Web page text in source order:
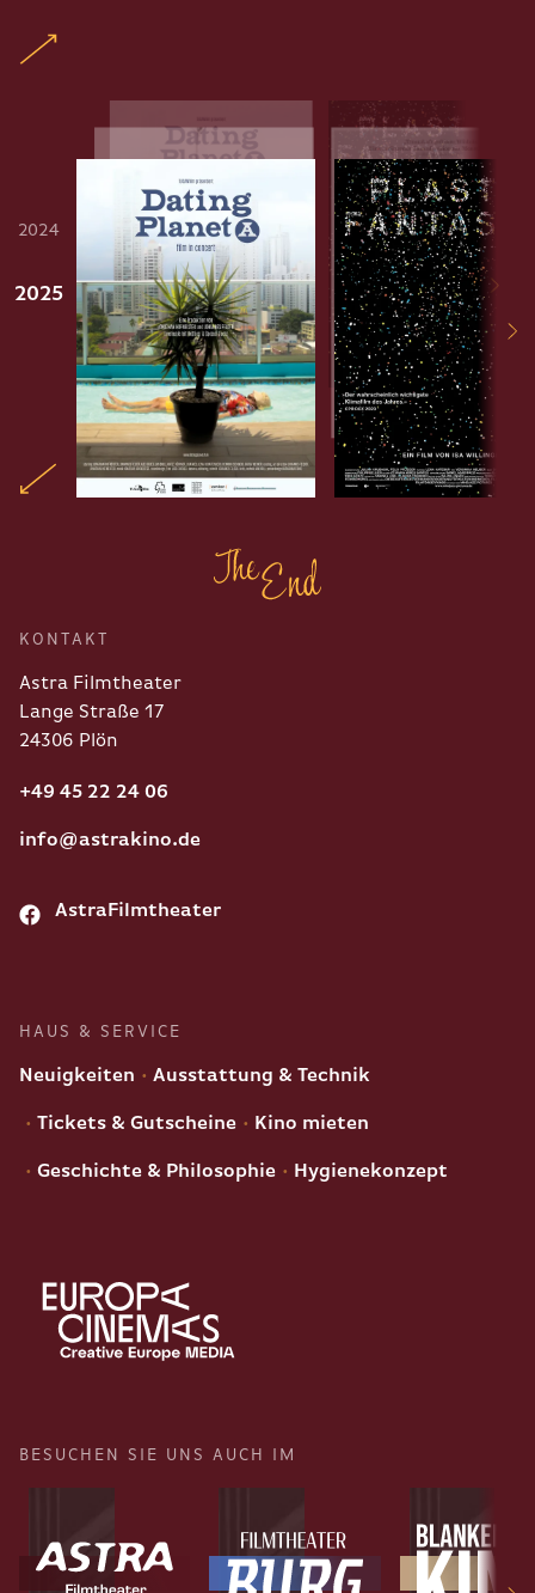
2025
2024
KONTAKT
Astra Filmtheater
Lange Straße 17
24306 Plön
+49 45 22 24 06
info@astrakino.de
AstraFilmtheater
HAUS & SERVICE
Neuigkeiten Ausstattung & Technik
Tickets & Gutscheine Kino mieten
Geschichte & Philosophie Hygienekonzept
BESUCHEN SIE UNS AUCH IM